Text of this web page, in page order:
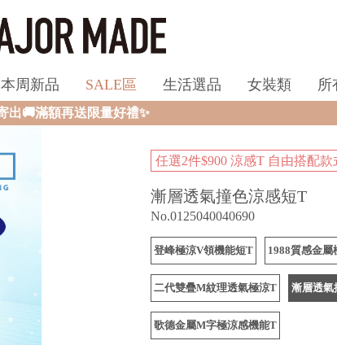
本周新品 SALE區 生活選品 女裝類 所
任選2件$900 涼感T 自由搭配
漸層透氣撞色涼感短T
No.0125040040690
登峰極涼V領機能短T 1988質感金
二代雙疊M紋理透氣極涼T 漸層透氣
歌德金屬M字極涼感機能T